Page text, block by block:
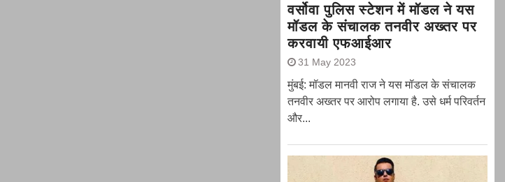
वर्सोवा पुलिस स्टेशन में मॉडल ने यस
मॉडल के संचालक तनवीर अख्तर पर
करवायी एफआईआर
31 May 2023
मुंबई: मॉडल मानवी राज ने यस मॉडल के संचालक
तनवीर अख्तर पर आरोप लगाया है. उसे धर्म परिवर्तन
और...